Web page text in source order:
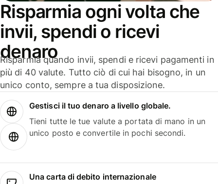
Risparmia ogni volta che
invii, spendi o ricevi
denaro
Risparmia quando invii, spendi e ricevi pagamenti in
più di 40 valute. Tutto ciò di cui hai bisogno, in un
unico conto, sempre a tua disposizione.
Gestisci il tuo denaro a livello globale.
Tieni tutte le tue valute a portata di mano in un
unico posto e convertile in pochi secondi.
Una carta di debito internazionale